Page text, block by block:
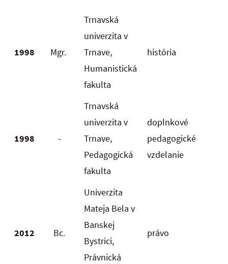
1998 Mgr.
Trnavská
univerzita v
Trnave,
Humanistická
fakulta
história
1998 -
Trnavská
univerzita v
Trnave,
Pedagogická
fakulta
doplnkové
pedagogické
vzdelanie
2012 Bc.
Univerzita
Mateja Bela v
Banskej
Bystrici,
Právnická
právo